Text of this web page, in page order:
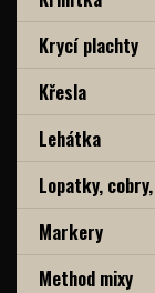
Krycí plachty
Křesla
Lehátka
Lopatky,
Markery
Method mixy